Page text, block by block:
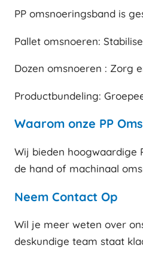
PP omsnoeringsband is
Pallet omsnoeren:
Dozen omsnoeren : Zorg
Productbundeling:
Waarom onze PP
Wij bieden hoogwaardige
de hand of machinaal
Neem Contact Op
Wil je meer weten over
deskundige team staat